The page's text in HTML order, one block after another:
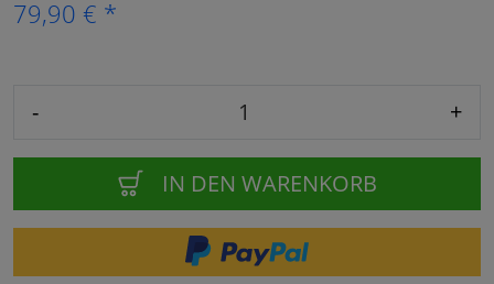
79,90 € *
- +
IN DEN WARENKORB